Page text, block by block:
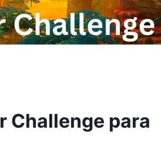
Challenge para